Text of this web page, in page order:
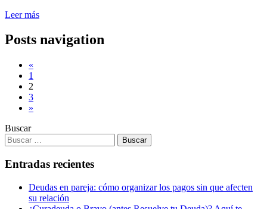
Leer más
Posts navigation
«
1
2
3
»
Buscar
Entradas recientes
Deudas en pareja: cómo organizar los pagos sin que afecten
su relación